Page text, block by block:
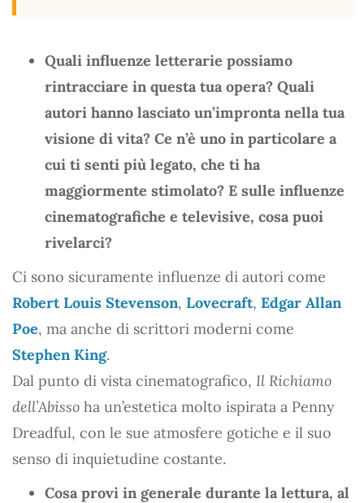
Quali influenze letterarie possiamo
rintracciare in questa tua opera? Quali
autori hanno lasciato un’impronta nella tua
visione di vita? Ce n’è uno in particolare a
cui ti senti più legato, che ti ha
maggiormente stimolato? E sulle influenze
cinematografiche e televisive, cosa puoi
rivelarci?
Ci sono sicuramente influenze di autori come
Robert Louis Stevenson, Lovecraft, Edgar Allan
Poe, ma anche di scrittori moderni come
Stephen King.
Dal punto di vista cinematografico, Il Richiamo
dell’Abisso ha un’estetica molto ispirata a Penny
Dreadful, con le sue atmosfere gotiche e il suo
senso di inquietudine costante.
Cosa provi in generale durante la lettura, al